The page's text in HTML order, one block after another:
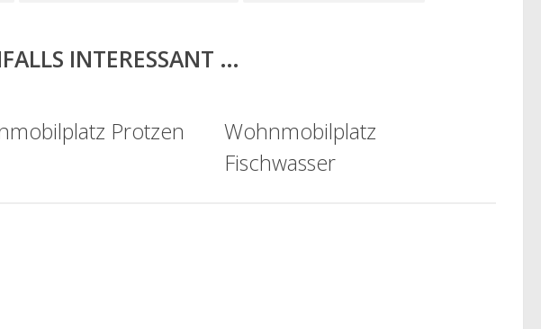
INTERESSANT …
Protzen
Wohnmobilplatz
Fischwasser